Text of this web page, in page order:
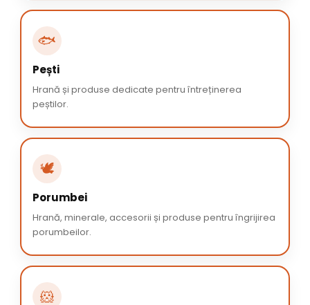
🐟
Pești
Hrană și produse dedicate pentru întreținerea
peștilor.
🕊️
Porumbei
Hrană, minerale, accesorii și produse pentru îngrijirea
porumbeilor.
🐹